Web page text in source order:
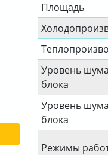
Площадь
Уровень
блока
Уровень
блока
Режимы